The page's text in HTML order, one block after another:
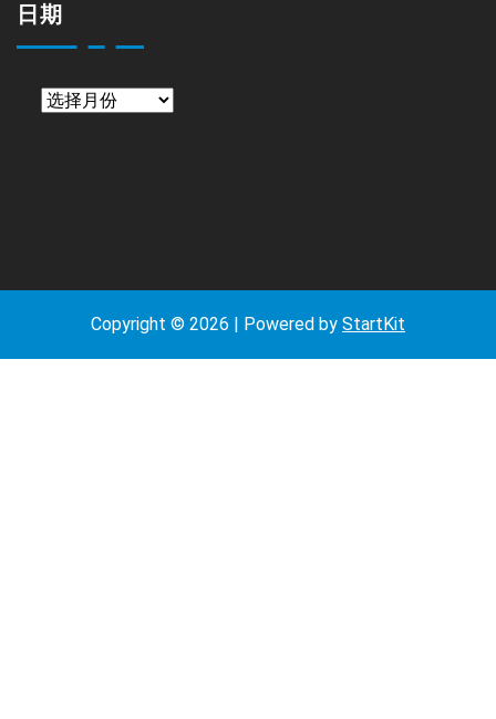
日期
Copyright © 2026 | Powered by StartKit